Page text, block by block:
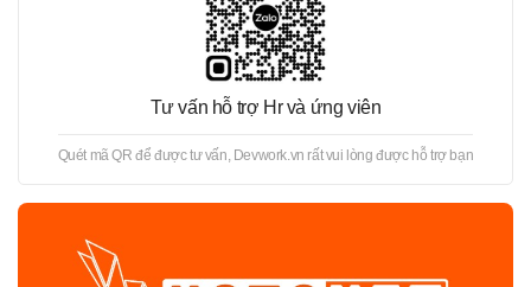
Tư vấn hỗ trợ Hr và ứng viên
Quét mã QR để được tư vấn, Devwork.vn rất vui lòng được hỗ trợ bạn